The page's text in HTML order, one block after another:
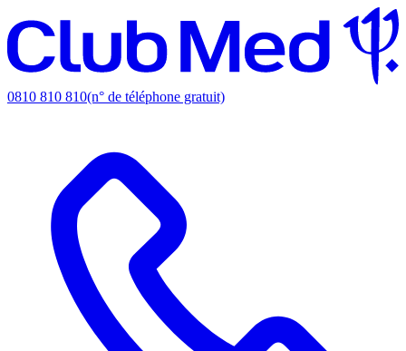
0810 810 810(n° de téléphone gratuit)